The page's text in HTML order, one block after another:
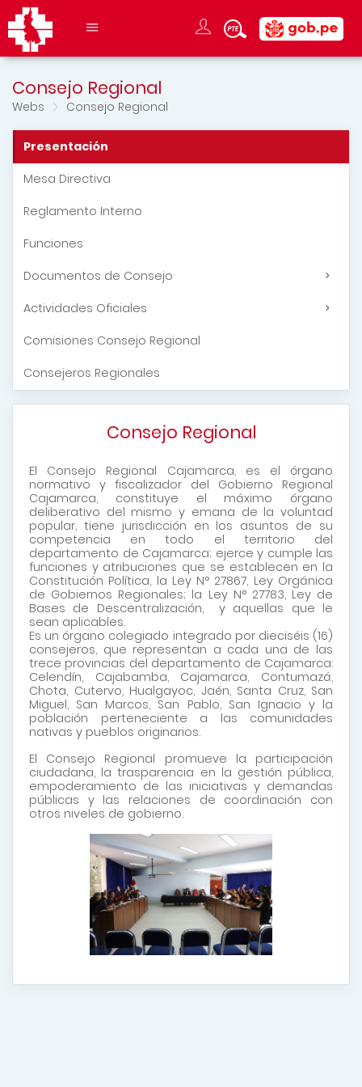
Consejo Regional
Webs Consejo Regional
Presentación
Mesa Directiva
Reglamento Interno
Funciones
Documentos de Consejo
Actividades Oficiales
Comisiones Consejo Regional
Consejeros Regionales
Consejo Regional
El Consejo Regional Cajamarca, es el órgano
normativo y fiscalizador del Gobierno Regional
Cajamarca, constituye el máximo órgano
deliberativo del mismo y emana de la voluntad
popular, tiene jurisdicción en los asuntos de su
competencia en todo el territorio del
departamento de Cajamarca; ejerce y cumple las
funciones y atribuciones que se establecen en la
Constitución Política, la Ley N° 27867, Ley Orgánica
de Gobiernos Regionales; la Ley N° 27783, Ley de
Bases de Descentralización, y aquellas que le
sean aplicables.
Es un órgano colegiado integrado por dieciséis (16)
consejeros, que representan a cada una de las
trece provincias del departamento de Cajamarca:
Celendín, Cajabamba, Cajamarca, Contumazá,
Chota, Cutervo, Hualgayoc, Jaén, Santa Cruz, San
Miguel, San Marcos, San Pablo, San Ignacio y la
población perteneciente a las comunidades
nativas y pueblos originarios.
El Consejo Regional promueve la participación
ciudadana, la trasparencia en la gestión pública,
empoderamiento de las iniciativas y demandas
públicas y las relaciones de coordinación con
otros niveles de gobierno.